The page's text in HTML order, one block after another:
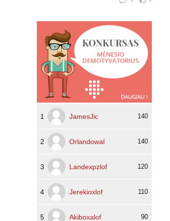
1 JamesJic 140
2 Orlandowal 140
3 Landexpzlof 120
4 Jerekioxlof 110
5 Akiboxalof 90